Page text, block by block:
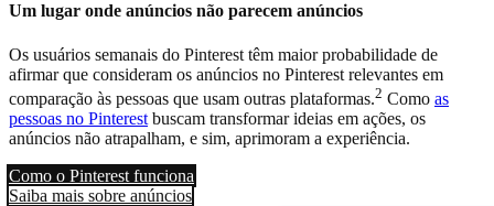
Um lugar onde anúncios não parecem anúncios
Os usuários semanais do Pinterest têm maior probabilidade de
afirmar que consideram os anúncios no Pinterest relevantes em
comparação às pessoas que usam outras plataformas.2 Como as
pessoas no Pinterest buscam transformar ideias em ações, os
anúncios não atrapalham, e sim, aprimoram a experiência.
Como o Pinterest funciona
Saiba mais sobre anúncios